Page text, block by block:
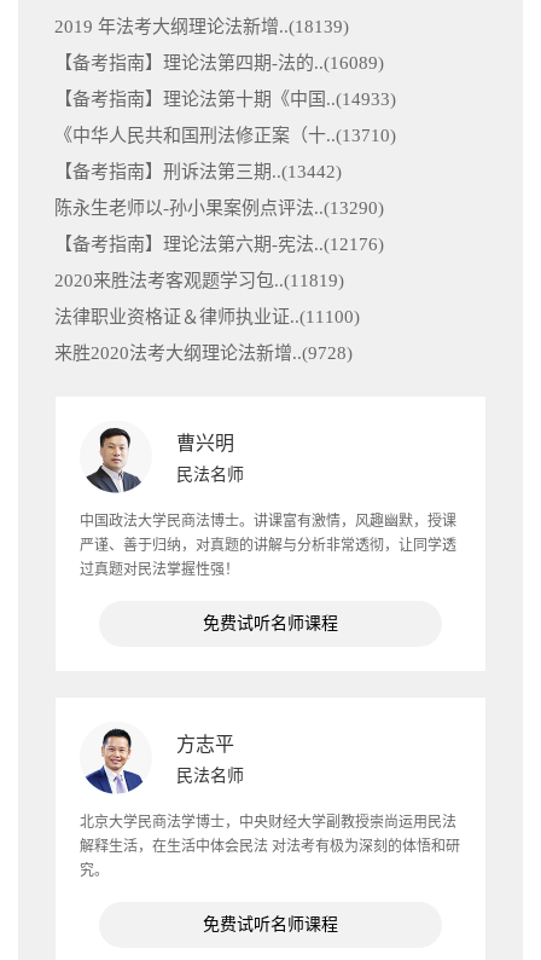
2019 年法考大纲理论法新增..(18139)
【备考指南】理论法第四期-法的..(16089)
【备考指南】理论法第十期《中国..(14933)
《中华人民共和国刑法修正案（十..(13710)
【备考指南】刑诉法第三期..(13442)
陈永生老师以-孙小果案例点评法..(13290)
【备考指南】理论法第六期-宪法..(12176)
2020来胜法考客观题学习包..(11819)
法律职业资格证＆律师执业证..(11100)
来胜2020法考大纲理论法新增..(9728)
曹兴明
民法名师
中国政法大学民商法博士。讲课富有激情，风趣幽默，授课
严谨、善于归纳，对真题的讲解与分析非常透彻，让同学透
过真题对民法掌握性强！
免费试听名师课程
方志平
民法名师
北京大学民商法学博士，中央财经大学副教授崇尚运用民法
解释生活，在生活中体会民法 对法考有极为深刻的体悟和研
究。
免费试听名师课程